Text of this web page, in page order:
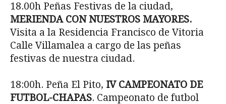
18.00h Peñas Festivas de la ciudad,
MERIENDA CON NUESTROS MAYORES.
Visita a la Residencia Francisco de Vitoria
Calle Villamalea a cargo de las peñas
festivas de nuestra ciudad.
18:00h. Peña El Pito, IV CAMPEONATO DE
FUTBOL-CHAPAS. Campeonato de futbol